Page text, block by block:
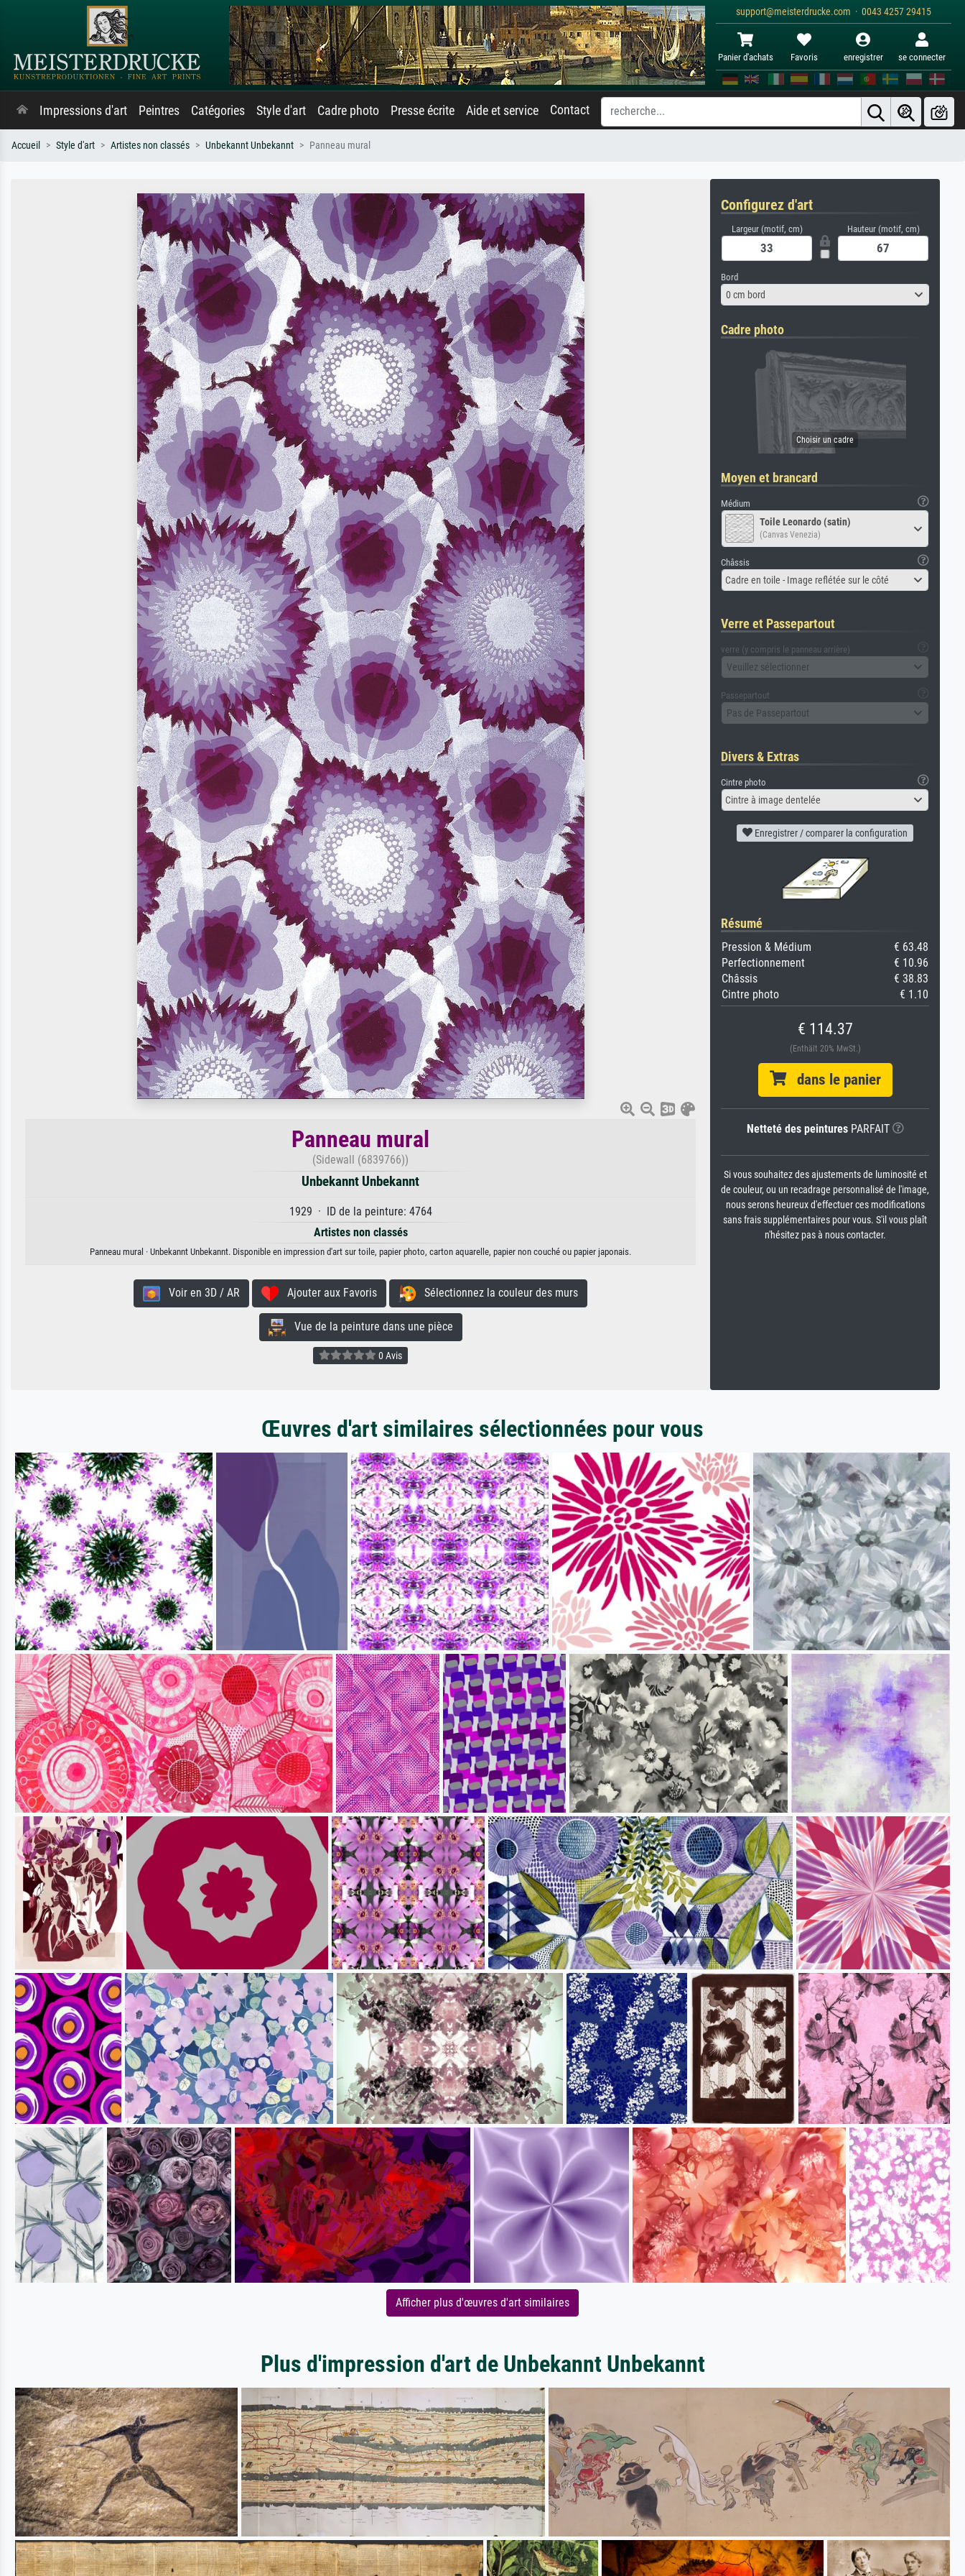
support@meisterdrucke.com · 0043 4257 29415
Panier d'achats Favoris enregistrer se connecter
Impressions d'art Peintres Catégories Style d'art Cadre photo Presse écrite Aide et service Contact
Accueil Style d'art Artistes non classés Unbekannt Unbekannt Panneau mural
Panneau mural
(Sidewall (6839766))
Unbekannt Unbekannt
1929 · ID de la peinture: 4764
Artistes non classés
Panneau mural · Unbekannt Unbekannt. Disponible en impression d'art sur toile, papier photo, carton aquarelle, papier non couché ou papier japonais.
Voir en 3D / AR Ajouter aux Favoris Sélectionnez la couleur des murs
Vue de la peinture dans une pièce
0 Avis
Configurez d'art
Largeur (motif, cm) Hauteur (motif, cm)
Bord
0 cm bord
Cadre photo
Moyen et brancard
Médium
Toile Leonardo (satin)
(Canvas Venezia)
Châssis
Cadre en toile - Image reflétée sur le côté
Verre et Passepartout
verre (y compris le panneau arrière)
Veuillez sélectionner
Passepartout
Pas de Passepartout
Divers & Extras
Cintre photo
Cintre à image dentelée
Enregistrer / comparer la configuration
Résumé
Pression & Médium
€ 63.48
Perfectionnement
€ 10.96
Châssis
€ 38.83
Cintre photo
€ 1.10
€ 114.37
(Enthält 20% MwSt.)
dans le panier
Netteté des peinturesPARFAIT
Si vous souhaitez des ajustements de luminosité et
de couleur, ou un recadrage personnalisé de l'image,
nous serons heureux d'effectuer ces modifications
sans frais supplémentaires pour vous. S'il vous plaît
n'hésitez pas à nous contacter.
Œuvres d'art similaires sélectionnées pour vous
Afficher plus d'œuvres d'art similaires
Plus d'impression d'art de Unbekannt Unbekannt